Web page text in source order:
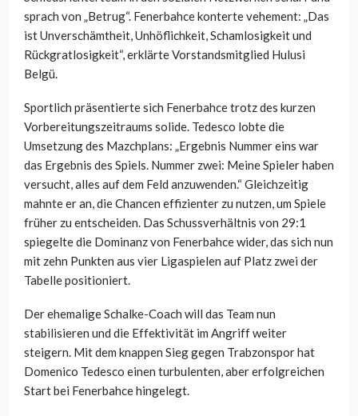
sprach von „Betrug“. Fenerbahce konterte vehement: „Das
ist Unverschämtheit, Unhöflichkeit, Schamlosigkeit und
Rückgratlosigkeit“, erklärte Vorstandsmitglied Hulusi
Belgü.
Sportlich präsentierte sich Fenerbahce trotz des kurzen
Vorbereitungszeitraums solide. Tedesco lobte die
Umsetzung des Mazchplans: „Ergebnis Nummer eins war
das Ergebnis des Spiels. Nummer zwei: Meine Spieler haben
versucht, alles auf dem Feld anzuwenden.“ Gleichzeitig
mahnte er an, die Chancen effizienter zu nutzen, um Spiele
früher zu entscheiden. Das Schussverhältnis von 29:1
spiegelte die Dominanz von Fenerbahce wider, das sich nun
mit zehn Punkten aus vier Ligaspielen auf Platz zwei der
Tabelle positioniert.
Der ehemalige Schalke-Coach will das Team nun
stabilisieren und die Effektivität im Angriff weiter
steigern. Mit dem knappen Sieg gegen Trabzonspor hat
Domenico Tedesco einen turbulenten, aber erfolgreichen
Start bei Fenerbahce hingelegt.